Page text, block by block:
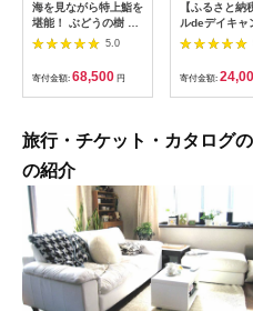
海を見ながら特上鮨を
堪能！ ぶどうの樹 鮨
屋台ペア お食事券 海
鮮 海 屋台 食事 ペア
福岡県 岡垣町
5.0
寄付金額: 68,500 円
【ふるさと納
ルdeデイキャ
験チケット
【1364991】
寄付金額:
旅行・チケット・カタログ
の紹介